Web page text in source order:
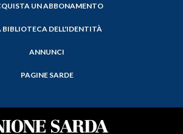
UN ABBONAMENTO
BIBLIOTECA DELL'IDENTITÀ
ANNUNCI
PAGINE SARDE